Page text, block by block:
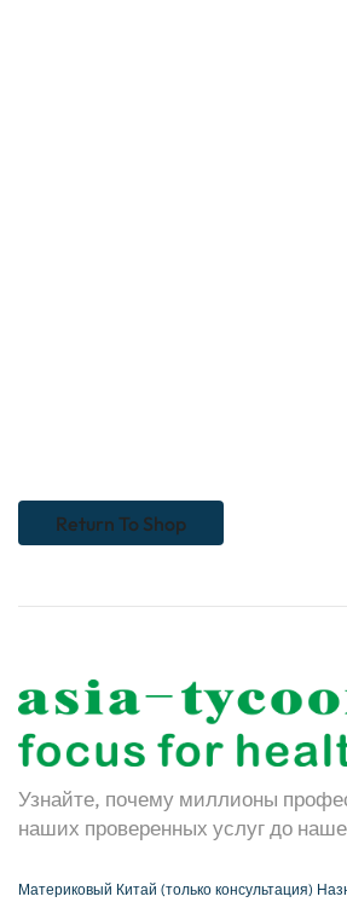
Return To Shop
Узнайте, почему миллионы
наших проверенных услуг до
Материковый Китай (только консультация)